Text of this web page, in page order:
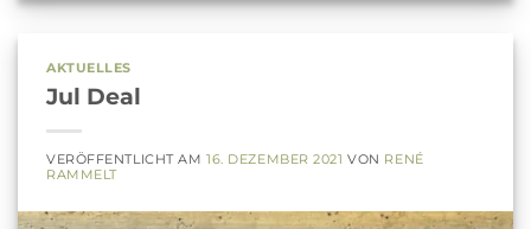
AKTUELLES
Jul Deal
VERÖFFENTLICHT AM16. DEZEMBER 2021 VON RENÉ
RAMMELT